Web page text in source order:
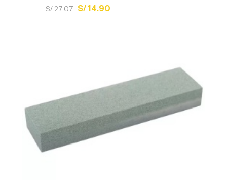
S/ 27.07 S/ 14.90